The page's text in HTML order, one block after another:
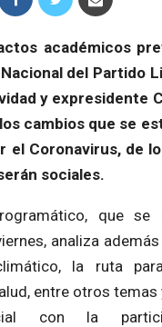
académicos
del Partido
y expresidente
cambios que se
el Coronavirus, de
sociales.
que se
analiza
la ruta
entre otros temas
con la